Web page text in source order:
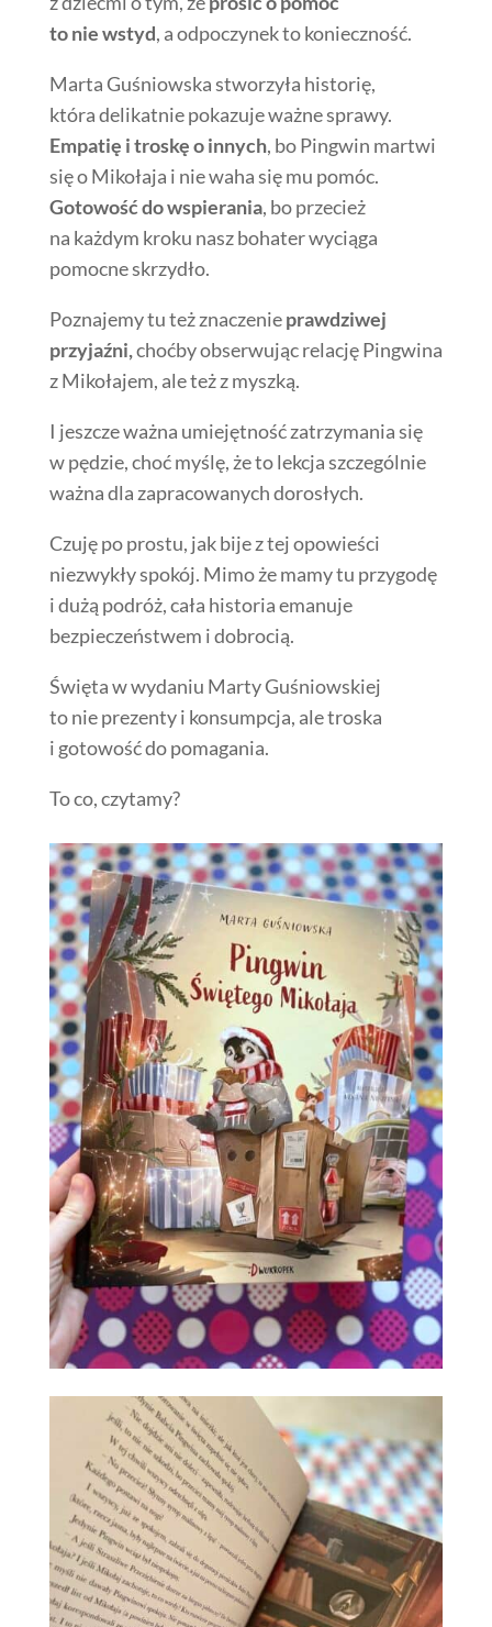
to nie wstyd, a odpoczynek to konieczność.
Marta Guśniowska stworzyła historię,
która delikatnie pokazuje ważne sprawy.
Empatię i troskę o innych, bo Pingwin martwi
się o Mikołaja i nie waha się mu pomóc.
Gotowość do wspierania, bo przecież
na każdym kroku nasz bohater wyciąga
pomocne skrzydło.
Poznajemy tu też znaczenieprawdziwej
przyjaźni,choćby obserwując relację Pingwina
z Mikołajem, ale też z myszką.
I jeszcze ważna umiejętność zatrzymania się
w pędzie, choć myślę, że to lekcja szczególnie
ważna dla zapracowanych dorosłych.
Czuję po prostu, jak bije z tej opowieści
niezwykły spokój. Mimo że mamy tu przygodę
i dużą podróż, cała historia emanuje
bezpieczeństwem i dobrocią.
Święta w wydaniu Marty Guśniowskiej
to nie prezenty i konsumpcja, ale troska
i gotowość do pomagania.
To co, czytamy?